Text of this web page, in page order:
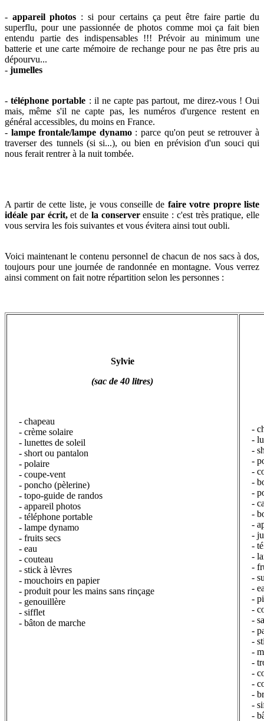
- appareil photos : si pour certains ça peut être faire partie du
superflu, pour une passionnée de photos comme moi ça fait bien
entendu partie des indispensables !!! Prévoir au minimum une
batterie et une carte mémoire de rechange pour ne pas être pris au
dépourvu...
- jumelles
-téléphone portable : il ne capte pas partout, me direz-vous ! Oui
mais, même s'il ne capte pas, les numéros d'urgence restent en
général accessibles, du moins en France.
- lampe frontale/lampe dynamo: parce qu'on peut se retrouver à
traverser des tunnels (si si...), ou bien en prévision d'un souci qui
nous ferait rentrer à la nuit tombée.
A partir de cette liste, je vous conseille de faire votre propre liste
idéale par écrit,et de la conserverensuite : c'est très pratique, elle
vous servira les fois suivantes et vous évitera ainsi tout oubli.
Voici maintenant le contenu personnel de chacun de nos sacs à dos,
toujours pour une journée de randonnée en montagne. Vous verrez
ainsi comment on fait notre répartition selon les personnes :
Sylvie
(sac de 40 litres)
- chapeau
- crème solaire
- lunettes de soleil
- short ou pantalon
- polaire
- coupe-vent
- poncho (pèlerine)
- topo-guide de randos
- appareil photos
- téléphone portable
- lampe dynamo
- fruits secs
- eau
- couteau
- stick à lèvres
- mouchoirs en papier
- produit pour les mains sans rinçage
- genouillère
- sifflet
- bâton de marche
-
-
-
-
-
-
-
-
-
-
-
-
-
-
-
-
-
-
-
-
-
-
-
-
-
-
-
-